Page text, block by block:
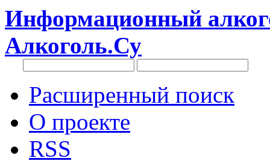
Информационный
Алкоголь.Су
Расширенный поиск
О проекте
RSS